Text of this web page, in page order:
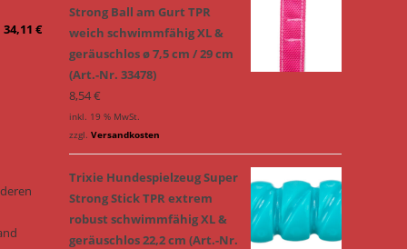
34,11 €
Strong Ball am Gurt TPR
weich schwimmfähig XL &
geräuschlos ø 7,5 cm / 29 cm
(Art.-Nr. 33478)
8,54€
inkl. 19 % MwSt.
zzgl. Versandkosten
Trixie Hundespielzeug Super
Strong Stick TPR extrem
robust schwimmfähig XL &
geräuschlos 22,2 cm (Art.-Nr.